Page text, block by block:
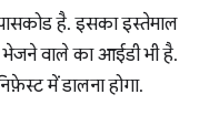
है. इसका इस्तेमाल
वाले का आईडी भी है.
में डालना होगा.